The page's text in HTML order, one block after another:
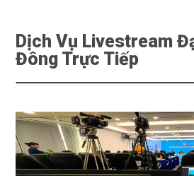
Dịch Vụ Livestream
Đông Trực Tiếp